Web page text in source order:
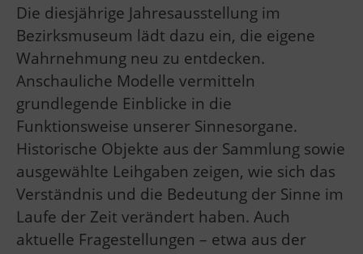
Die diesjährige Jahresausstellung im
Bezirksmuseum lädt dazu ein, die eigene
Wahrnehmung neu zu entdecken.
Anschauliche Modelle vermitteln
grundlegende Einblicke in die
Funktionsweise unserer Sinnesorgane.
Historische Objekte aus der Sammlung sowie
ausgewählte Leihgaben zeigen, wie sich das
Verständnis und die Bedeutung der Sinne im
Laufe der Zeit verändert haben. Auch
aktuelle Fragestellungen – etwa aus der